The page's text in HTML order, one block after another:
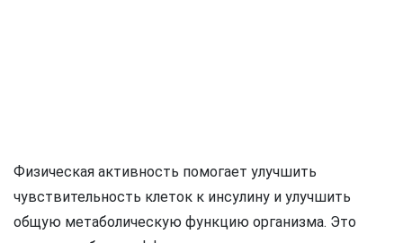
Физическая активность помогает улучшить
чувствительность клеток к инсулину и улучшить
общую метаболическую функцию организма. Это